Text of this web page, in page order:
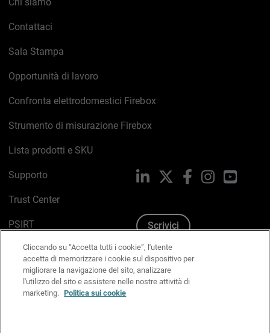
Contattaci
Sala Stampa
Opportunità di lavoro
Confronta elettrodomestici Firebox
Strumento di misurazione Firebox
Lista prodotti e SKU
Supporto
Trust Center
PSIRT
Politica sui cookie
Informativa sulla privacy
Kit Media & Brand
LinkedIn FacebookInstagram
Scrivici
Cliccando su “Accetta tutti i cookie”, l'utente
accetta di memorizzare i cookie sul dispositivo per
migliorare la navigazione del sito, analizzare
l'utilizzo del sito e assistere nelle nostre attività di
marketing. Politica sui cookie